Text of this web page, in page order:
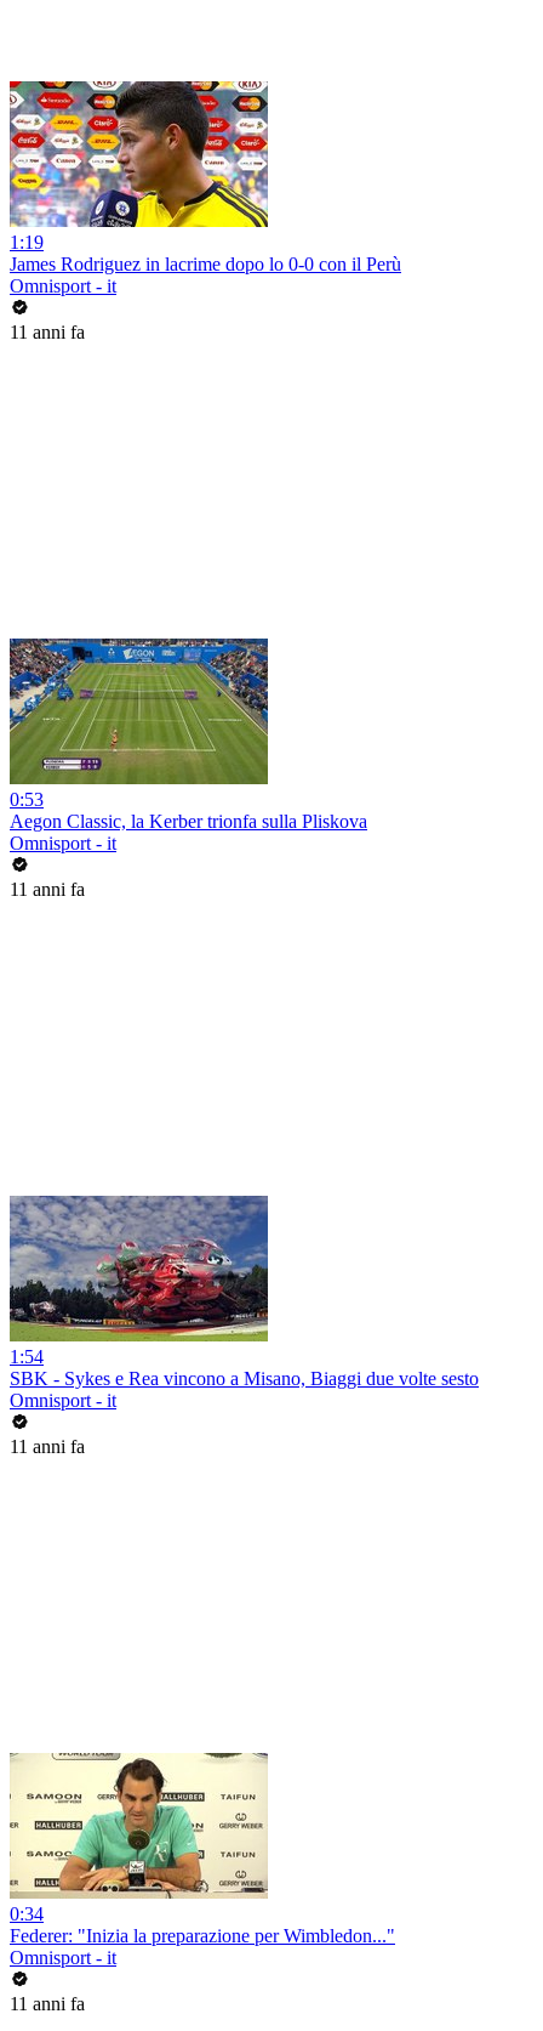
1:19
James Rodriguez in lacrime dopo lo 0-0 con il Perù
Omnisport - it
11 anni fa
0:53
Aegon Classic, la Kerber trionfa sulla Pliskova
Omnisport - it
11 anni fa
1:54
SBK - Sykes e Rea vincono a Misano, Biaggi due volte sesto
Omnisport - it
11 anni fa
0:34
Federer: "Inizia la preparazione per Wimbledon..."
Omnisport - it
11 anni fa